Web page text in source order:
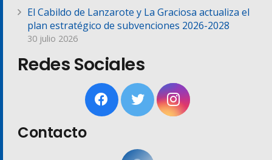
El Cabildo de Lanzarote y La Graciosa actualiza el
plan estratégico de subvenciones 2026-2028
30 julio 2026
Redes Sociales
Contacto